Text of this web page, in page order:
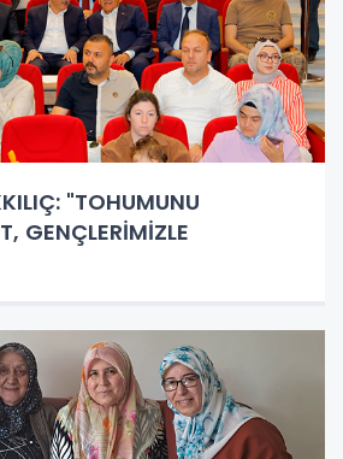
"TOHUMUNU
GENÇLERİMİZLE